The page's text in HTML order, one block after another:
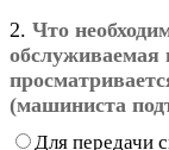
2. Что
(машиниста
Для передачи